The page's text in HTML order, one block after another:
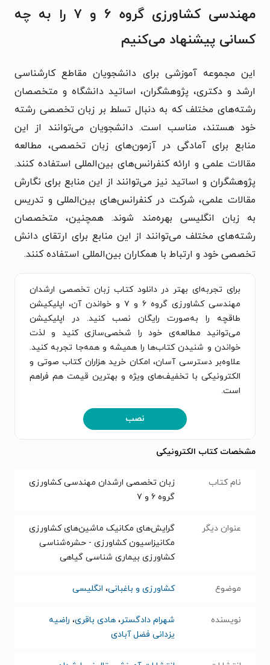
مهندسی کشاورزی گروه ۶ و ۷ را به چه
کسانی پیشنهاد می‌کنیم
این مجموعه آموزشی برای دانشجویان مقاطع کارشناسی
ارشد و دکتری، پژوهشگران، اساتید دانشگاه و متخصصان
رشته‌های مختلف که به دنبال تسلط بر زبان تخصصی رشته
خود هستند، مناسب است. دانشجویان می‌توانند از این
منابع برای آمادگی در آزمون‌های زبان تخصصی، مطالعه
مقالات علمی و ارائه کنفرانس‌های بین‌المللی استفاده کنند.
پژوهشگران و اساتید نیز می‌توانند از این منابع برای نگارش
مقالات علمی، شرکت در کنفرانس‌های بین‌المللی و تدریس
به زبان انگلیسی بهره‌مند شوند. همچنین، متخصصان
رشته‌های مختلف می‌توانند از این منابع برای ارتقای دانش
تخصصی خود و ارتباط با همکاران بین‌المللی استفاده کنند.
برای تجربه‌ای بهتر در دانلود کتاب زبان تخصصی ارشدان
مهندسی کشاورزی گروه ۶ و ۷ و خواندن آن، اپلیکیشن
طاقچه را به‌صورت رایگان نصب کنید. در اپلیکیشن
می‌توانید مطالعه‌ی خود را شخصی‌سازی کنید و لذت
خواندن و شنیدن کتاب‌ها را همیشه و همه‌جا تجربه کنید.
علاوه‌بر دسترسی آسان، امکان خرید هزاران کتاب صوتی و
الکترونیکی با تخفیف‌های ویژه و بهترین قیمت هم فراهم
است.
نصب
مشخصات کتاب الکترونیکی
نام کتاب
زبان تخصصی ارشدان مهندسی کشاورزی
گروه ۶ و ۷
عنوان دیگر
گرایش‌های مکانیک ماشین‌های کشاورزی
مکانیزاسیون کشاورزی - حشره‌شناسی
کشاورزی بیماری شناسی گیاهی
موضوع کشاورزی و باغبانی، انگلیسی
نویسنده شهرام دادگستر، هادی باقری، راضیه
یزدانی فضل آبادی